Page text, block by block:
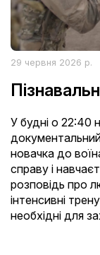
29 червня 2026 р.
У будні о 22:40
новачка до
справу і
розповідь про
інтенсивні
необхідні для